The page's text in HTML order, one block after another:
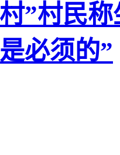
”村民
必须的”